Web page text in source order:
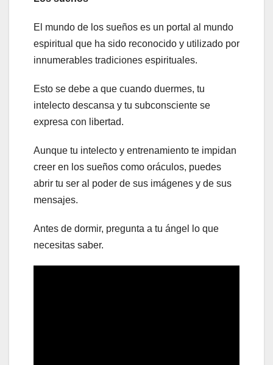
El mundo de los sueños es un portal al mundo
espiritual que ha sido reconocido y utilizado por
innumerables tradiciones espirituales.
Esto se debe a que cuando duermes, tu
intelecto descansa y tu subconsciente se
expresa con libertad.
Aunque tu intelecto y entrenamiento te impidan
creer en los sueños como oráculos, puedes
abrir tu ser al poder de sus imágenes y de sus
mensajes.
Antes de dormir, pregunta a tu ángel lo que
necesitas saber.